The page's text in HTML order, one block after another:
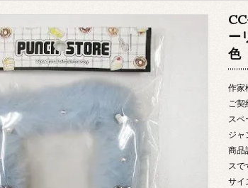
ー
色
作家
ご契
スペ
ジャ
商品
スで
サイ